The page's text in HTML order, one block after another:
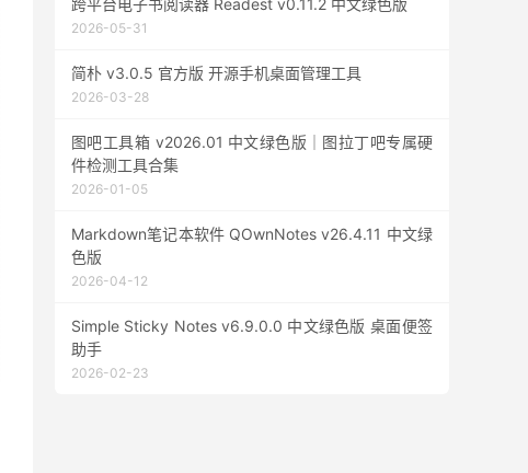
跨平台电子书阅读器 Readest v0.11.2 中文绿色版
2026-05-31
简朴 v3.0.5 官方版 开源手机桌面管理工具
2026-03-28
图吧工具箱 v2026.01 中文绿色版｜图拉丁吧专属硬
件检测工具合集
2026-01-05
Markdown笔记本软件 QOwnNotes v26.4.11 中文绿
色版
2026-04-12
Simple Sticky Notes v6.9.0.0 中文绿色版 桌面便签
助手
2026-02-23